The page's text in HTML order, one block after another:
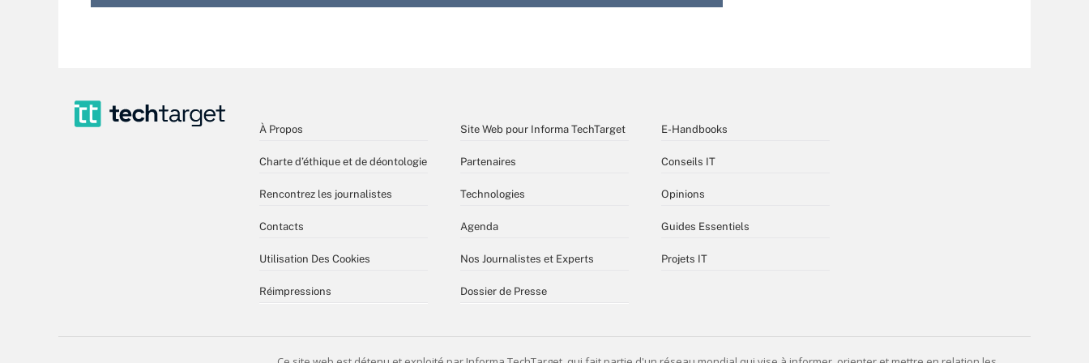
À Propos
Charte d’éthique et de déontologie
Rencontrez les journalistes
Contacts
Utilisation Des Cookies
Réimpressions
Site Web pour Informa TechTarget
Partenaires
Technologies
Agenda
Nos Journalistes et Experts
Dossier de Presse
E-Handbooks
Conseils IT
Opinions
Guides Essentiels
Projets IT